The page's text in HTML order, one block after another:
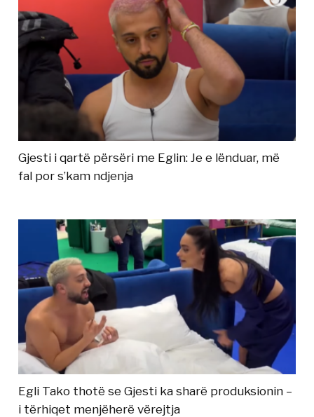
Gjesti i qartë përsëri me Eglin: Je e lënduar, më
fal por s’kam ndjenja
Egli Tako thotë se Gjesti ka sharë produksionin –
i tërhiqet menjëherë vërejtja